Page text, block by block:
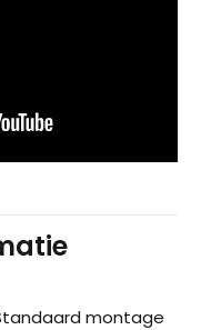
montage